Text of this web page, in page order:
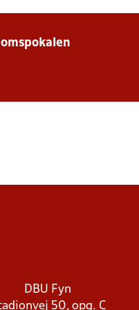
DBU Fyn
50, opg. C